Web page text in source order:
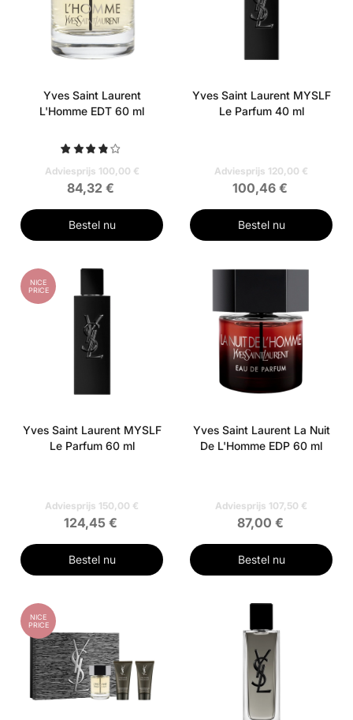
Yves Saint Laurent
L'Homme EDT 60 ml
Adviesprijs 100,00 €
84,32 €
Bestel nu
Yves Saint Laurent MYSLF
Le Parfum 40 ml
Adviesprijs 120,00 €
100,46 €
Bestel nu
NICE
PRICE
Yves Saint Laurent MYSLF
Le Parfum 60 ml
Adviesprijs 150,00 €
124,45 €
Bestel nu
Yves Saint Laurent La Nuit
De L'Homme EDP 60 ml
Adviesprijs 107,50 €
87,00 €
Bestel nu
NICE
PRICE